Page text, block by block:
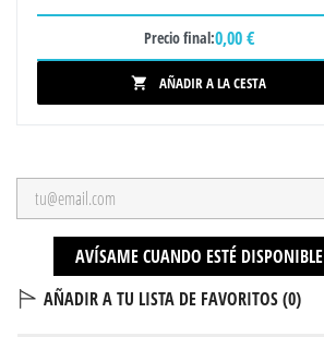
Precio final:0,00 €
 AÑADIR A LA CESTA
AVÍSAME CUANDO ESTÉ DISPONIBLE
AÑADIR A TU LISTA DE FAVORITOS (0)